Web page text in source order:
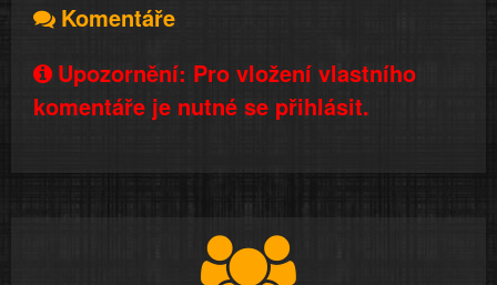
Komentáře
Upozornění: Pro vložení vlastního
komentáře je nutné se přihlásit.